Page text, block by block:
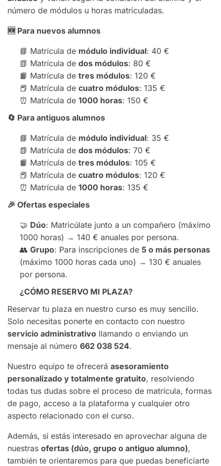
número de módulos u horas matriculadas.
🆕 Para nuevos alumnos
📘 Matrícula de módulo individual: 40 €
📗 Matrícula de dos módulos: 80 €
📙 Matrícula de tres módulos: 120 €
📕 Matrícula de cuatro módulos: 135 €
⏰ Matrícula de 1000 horas: 150 €
🔄 Para antiguos alumnos
📘 Matrícula de módulo individual: 35 €
📗 Matrícula de dos módulos: 70 €
📙 Matrícula de tres módulos: 105 €
📕 Matrícula de cuatro módulos: 120 €
⏰ Matrícula de 1000 horas: 135 €
🎉 Ofertas especiales
🤝 Dúo: Matricúlate junto a un compañero (máximo
1000 horas) → 140 € anuales por persona.
👥 Grupo: Para inscripciones de 5 o más personas
(máximo 1000 horas cada uno) → 130 € anuales
por persona.
¿CÓMO RESERVO MI PLAZA?
Reservar tu plaza en nuestro curso es muy sencillo.
Solo necesitas ponerte en contacto con nuestro
servicio administrativo llamando o enviando un
mensaje al número 662 038 524.
Nuestro equipo te ofrecerá asesoramiento
personalizado y totalmente gratuito, resolviendo
todas tus dudas sobre el proceso de matrícula, formas
de pago, acceso a la plataforma y cualquier otro
aspecto relacionado con el curso.
Además, si estás interesado en aprovechar alguna de
nuestras ofertas (dúo, grupo o antiguo alumno),
también te orientaremos para que puedas beneficiarte